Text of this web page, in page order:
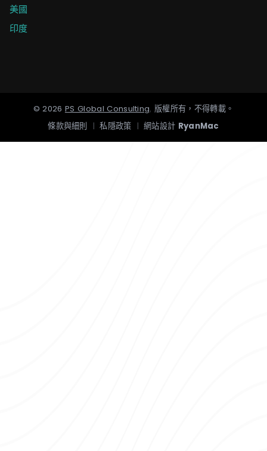
美國
印度
©2026 PS Global Consulting. 版權所有，不得轉載。
條款與細則
| 私隱政策 | 網站設計 RyanMac